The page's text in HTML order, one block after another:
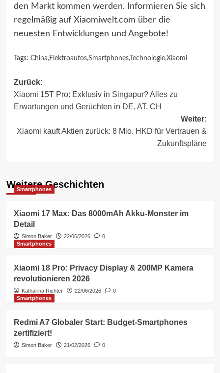
den Markt kommen werden. Informieren Sie sich
regelmäßig auf Xiaomiwelt.com über die
neuesten Entwicklungen und Angebote!
Tags: China,Elektroautos,Smartphones,Technologie,Xiaomi
Beitragsnavigation
Zurück:
Xiaomi 15T Pro: Exklusiv in Singapur? Alles zu
Erwartungen und Gerüchten in DE, AT, CH
Weiter:
Xiaomi kauft Aktien zurück: 8 Mio. HKD für Vertrauen &
Zukunftspläne
Weitere Geschichten
Smartphones
Xiaomi 17 Max: Das 8000mAh Akku-Monster im
Detail
Simon Baker 22/06/2026
0
Smartphones
Xiaomi 18 Pro: Privacy Display & 200MP Kamera
revolutionieren 2026
Katharina Richter 22/06/2026
0
Smartphones
Redmi A7 Globaler Start: Budget-Smartphones
zertifiziert!
Simon Baker 21/02/2026 0